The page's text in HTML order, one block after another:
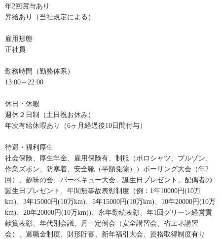
年2回賞与あり
昇給あり（当社規定による）
雇用形態
正社員
勤務時間（勤務体系）
13:00～22:00
休日・休暇
週休２日制（土日祝お休み）
年次有給休暇あり（6ヶ月経過後10日間付与）
待遇・福利厚生
社会保険、厚生年金、雇用保険有、制服（ポロシャツ、ブルゾン、
作業ズボン、防寒着、安全靴（半額免除））ボーリング大会（年2
回）、趣味の会、バーベキュー大会、誕生日プレゼント、配偶者の
誕生日プレゼント、年間無事故表彰制度（例：1年10000円(10万
km)、3年15000円(10万km)、5年15000円(10万km)、10年20000円(10万
km)、20年20000円(10万km))、永年勤続表彰、年1回グリーン経営貢
献賞表彰、年代別会議、月一定例会（安全講習会、省エネ講習
会）、退職金制度、財形貯蓄、新年福引大会、資格取得制度有り